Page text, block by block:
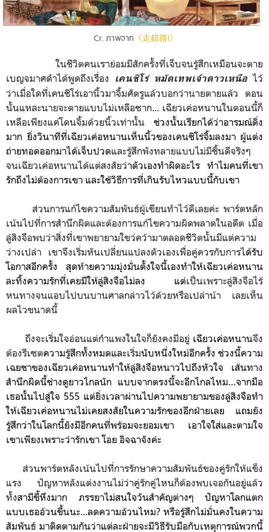
Cr. ภาพจาก 《走錯路I》
ในชีวิตคนเราย่อมมีสักครั้งที่เจ็บจนรู้สึกเหมือนจะตาย
เบญจมาศดำได้พูดถึงเรื่อง เคนชิโร่ หมัดเทพเจ้าดาวเหนือไว้
ว่าเมื่อใดที่เคนชิโร่เอานิ้วมาจิ้มศัตรูแล้วบอกว่านายตายแล้ว ตอน
นั้นแหละนายจะตายแบบไม่เหลือซาก... เฉียวเค่อหนานในตอนนี้ก็
เหลือเพียงแค่โดนจิ้มด้วยนิ้วเท่านั้น
ช่วงนั้นเรียกได้ว่าอารมณ์ดิ่ง
มาก ยิ่งวินาทีที่เฉียวเค่อหนานเห็นนิ้วของเคนชิโร่จิ้มลงมา ผู้แต่ง
ถ่ายทอดออกมาได้เจ็บปวดและรู้สึกพังทลายแบบไม่มีชิ้นดีจริงๆ
จนเฉียวเค่อหนานได้แต่สงสัยว่าตัวเองทำผิดอะไร ทำไมคนที่เขา
รักถึงไม่ต้องการเขา และใช้วิธีการที่เกินรับไหวแบบนี้กับเขา
ส่วนการแก้ไขความสัมพันธ์ผู้เขียนทำไว้ดีเลยค่ะ พาร์ตหลัก
เน้นไปที่การสำนึกผิดและต้องการแก้ไขความผิดพลาดในอดีต เมื่อ
ลู่สิงจือพบว่าสิ่งที่เขาพยายามใขว่คว้ามาตลอดชีวิตนั้นมีแต่ความ
ว่างเปล่า เขาจึงเริ่มหันเปลี่ยนแปลงตัวเองเพื่อคู่ควรกับการได้รับ
โอกาสอีกครั้ง สุดท้ายความมุ่งมั่นตั้งใจนี้เองทำให้เฉียวเค่อหนาน
ละทิ้งความรักที่เคยมีให้ลู่สิงจือไม่ลง แต่เป็นเพราะลู่สิงจือไร้
หนทางจนแอบไปบนบานศาลกล่าวไว้ด้วยหรือเปล่าน้า เลยเห็น
ผลไวขนาดนี้
ถึงจะเริ่มใจอ่อนแต่กำแพงในใจก็ยังคงมีอยู่ เฉียวเค่อหนานจึง
ต้องรีเซตความรู้สึกทั้งหมดและเริ่มนับหนึ่งใหม่อีกครั้ง ช่วงนี้ความ
เฉยชาของเฉียวเค่อหนานทำให้ลู่สิงจือหนาวไปถึงหัวใจ เส้นทาง
สำนึกผิดนี้ช่างดูยาวไกลนัก แบบจากตรงนี้จะอีกไกลไหม…จากมือ
เธอนั้นไปสู่ใจ 555 แต่ยิ่งเวลาผ่านไปความพยายามของลู่สิงจือทำ
ให้เฉียวเค่อหนานไม่เคยสงสัยในความรักของอีกฝ่ายเลย แถมยัง
รู้สึกว่าในโลกนี้ยังมีอีกคนที่พร้อมจะยอมเขา เอาใจใส่และตามใจ
เขาเพียงเพราะว่ารักเขา โอย อิจฉาจังค่ะ
ส่วนพาร์ตหลังเน้นไปที่การรักษาความสัมพันธ์ของคู่รักให้แข็ง
แรง ปัญหาหลังแต่งงานไม่ว่าคู่รักคู่ไหนก็ต้องพบเจอกันอยู่แล้ว
ทั้งสามีขี้หึงมาก ภรรยาไม่สนใจวันสำคัญต่างๆ ปัญหาโลกแตก
แบบเธออ้วนขึ้นนะ...ลดความอ้วนไหม? หรือรู้สึกไม่มั่นคงในความ
สัมพันธ์ มาติดตามกันว่าแต่ละฝ่ายจะมีวิธีรับมือกับเหตุการณ์พวกนี้